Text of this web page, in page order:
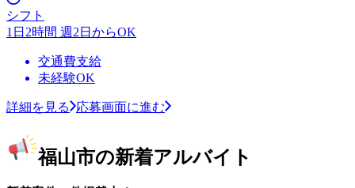
シフト
1日2時間 週2日からOK
交通費支給
未経験OK
詳細を見る 応募画面に進む
福山市の新着アルバイト